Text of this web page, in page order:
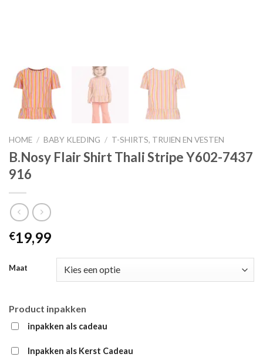
HOME / BABY KLEDING / T-SHIRTS, TRUIEN EN VESTEN
B.Nosy Flair Shirt Thali Stripe Y602-7437
916
€19,99
Maat
Product inpakken
inpakken als cadeau
Inpakken als Kerst Cadeau